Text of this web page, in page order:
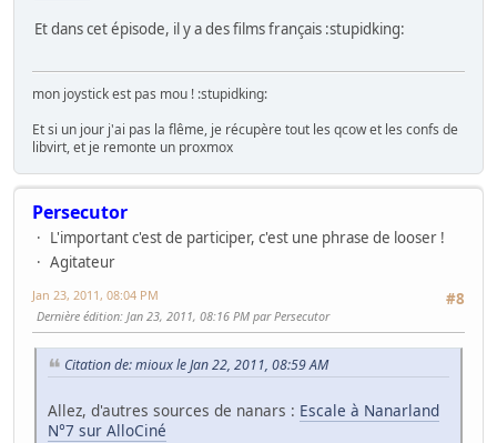
Et dans cet épisode, il y a des films français :stupidking:
mon joystick est pas mou ! :stupidking:
Et si un jour j'ai pas la flême, je récupère tout les qcow et les confs de
libvirt, et je remonte un proxmox
Persecutor
L'important c'est de participer, c'est une phrase de looser !
Agitateur
#8
Jan 23, 2011, 08:04 PM
Dernière édition: Jan 23, 2011, 08:16 PM par Persecutor
Citation de: mioux le Jan 22, 2011, 08:59 AM
Allez, d'autres sources de nanars : Escale à Nanarland
N°7 sur AlloCiné